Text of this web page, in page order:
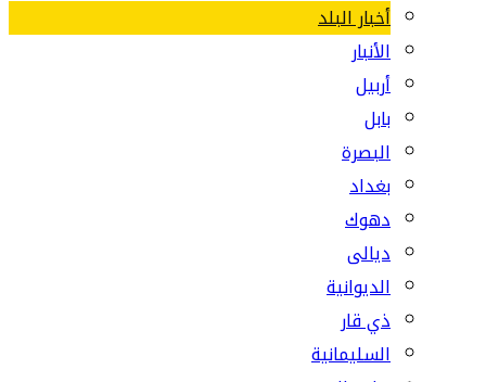
أخبار البلد
الأنبار
أربيل
بابل
البصرة
بغداد
دهوك
ديالى
الديوانية
ذي قار
السليمانية